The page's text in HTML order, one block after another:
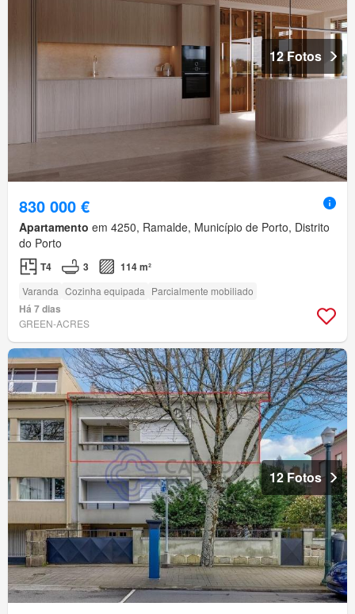
12 Fotos
830 000 €
Apartamento em 4250, Ramalde, Município de Porto, Distrito
do Porto
T4 3 114 m²
Varanda Cozinha equipada Parcialmente mobiliado
Há 7 dias
GREEN-ACRES
12 Fotos